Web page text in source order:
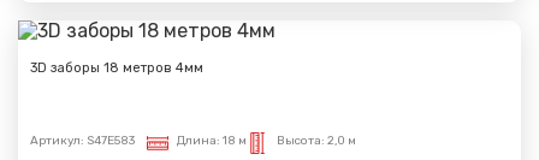
3D заборы 18 метров 4мм
Артикул: S47E583 Длина: 18 м Высота: 2,0 м
отправлено